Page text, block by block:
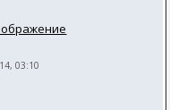
03:10